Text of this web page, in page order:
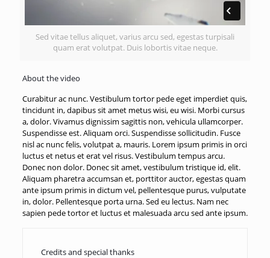
Sed vitae tellus aliquet, varius arcu sed, egestas turpisali
quam erat volutpat. Duis lobortis vitae neque.
About the video
Curabitur ac nunc. Vestibulum tortor pede eget imperdiet quis,
tincidunt in, dapibus sit amet metus wisi, eu wisi. Morbi cursus
a, dolor. Vivamus dignissim sagittis non, vehicula ullamcorper.
Suspendisse est. Aliquam orci. Suspendisse sollicitudin. Fusce
nisl ac nunc felis, volutpat a, mauris. Lorem ipsum primis in orci
luctus et netus et erat vel risus. Vestibulum tempus arcu.
Donec non dolor. Donec sit amet, vestibulum tristique id, elit.
Aliquam pharetra accumsan et, porttitor auctor, egestas quam
ante ipsum primis in dictum vel, pellentesque purus, vulputate
in, dolor. Pellentesque porta urna. Sed eu lectus. Nam nec
sapien pede tortor et luctus et malesuada arcu sed ante ipsum.
Credits and special thanks